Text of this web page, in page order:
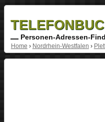
Personen-Adressen-
Home › Nordrhein-Westfalen ›